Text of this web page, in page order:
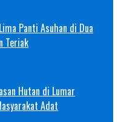
Panti Asuhan di Dua
Teriak
Hutan di Lumar
Adat